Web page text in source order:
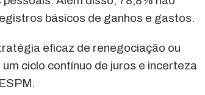
básicos de ganhos e gastos.
eficaz de renegociação ou
ciclo contínuo de juros e incerteza